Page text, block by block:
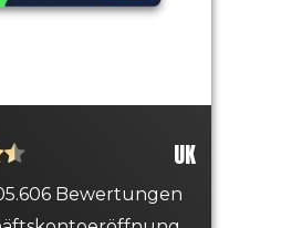
UK
Bewertungen